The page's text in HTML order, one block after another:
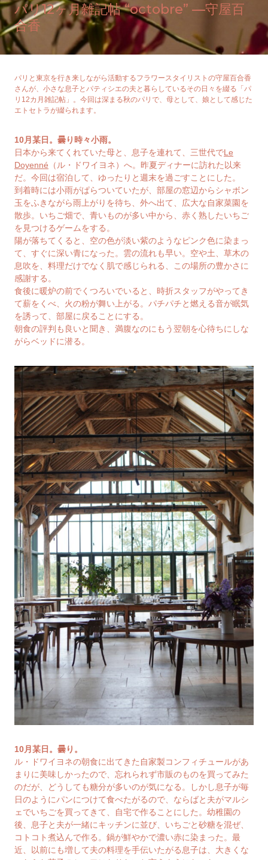
パリ12ヶ月雑記帖 “octobre” —守屋百
合香
パリと東京を行き来しながら活動するフラワースタイリストの守屋百合香
さんが、小さな息子とパティシエの夫と暮らしているその日々を綴る「パ
リ12カ月雑記帖」。今回は深まる秋のパリで、母として、娘として感じた
エトセトラが綴られます。
10月某日。曇り時々小雨。
日本から来てくれていた母と、息子を連れて、三世代でLe
Doyenné （ル・ドワイヨネ）へ。昨夏ディナーに訪れた以来
だ。今回は宿泊して、ゆったりと週末を過ごすことにした。
到着時には小雨がぱらついていたが、部屋の窓辺からシャボン
玉をふきながら雨上がりを待ち、外へ出て、広大な自家菜園を
散歩。いちご畑で、青いものが多い中から、赤く熟したいちご
を見つけるゲームをする。
陽が落ちてくると、空の色が淡い紫のようなピンク色に染まっ
て、すぐに深い青になった。雲の流れも早い。空や土、草木の
息吹を、料理だけでなく肌で感じられる、この場所の豊かさに
感謝する。
食後に暖炉の前でくつろいでいると、時折スタッフがやってき
て薪をくべ、火の粉が舞い上がる。パチパチと燃える音が眠気
を誘って、部屋に戻ることにする。
朝食の評判も良いと聞き、満腹なのにもう翌朝を心待ちにしな
がらベッドに潜る。
10月某日。曇り。
ル・ドワイヨネの朝食に出てきた自家製コンフィチュールがあ
まりに美味しかったので、忘れられず市販のものを買ってみた
のだが、どうしても糖分が多いのが気になる。しかし息子が毎
日のようにパンにつけて食べたがるので、ならばと夫がマルシ
ェでいちごを買ってきて、自宅で作ることにした。幼稚園の
後、息子と夫が一緒にキッチンに並び、いちごと砂糖を混ぜ、
コトコト煮込んで作る。鍋が鮮やかで濃い赤に染まった。最
近、以前にも増して夫の料理を手伝いたがる息子は、大きくな